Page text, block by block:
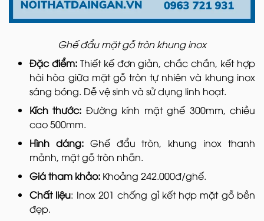
Ghế đẩu mặt gỗ tròn khung inox
Đặc điểm:Thiết kế đơn giản, chắc chắn, kết hợp
hài hòa giữa mặt gỗ tròn tự nhiên và khung inox
sáng bóng. Dễ vệ sinh và sử dụng linh hoạt.
Kích thước: Đường kính mặt ghế 300mm, chiều
cao 500mm.
Hình dáng:Ghế đẩu tròn, khung inox thanh
mảnh, mặt gỗ tròn nhẵn.
Giá tham khảo: Khoảng 242.000đ/ghế.
Chất liệu: Inox 201 chống gỉ kết hợp mặt gỗ bền
đẹp.